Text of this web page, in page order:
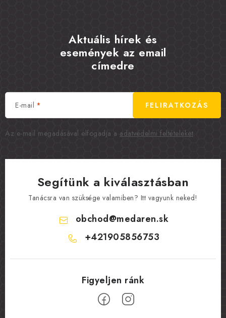
Aktuális hírek és
események az email
címedre
E-mail
Az e-mail megadásával elfogadja a adatvédelmi feltételeket.
FELIRATKOZÁS
Segítünk a kiválasztásban
Tanácsra van szüksége valamiben? Itt vagyunk neked!
obchod@medaren.sk
+421905856753